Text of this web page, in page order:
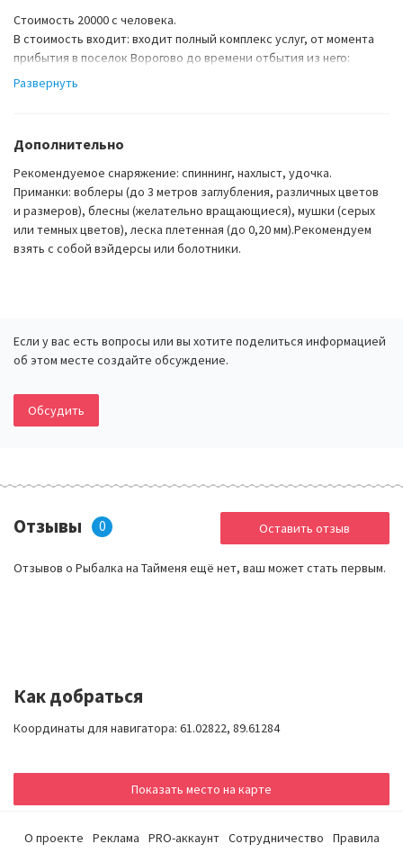
Стоимость 20000 с человека.
В стоимость входит: входит полный комплекс услуг, от момента
прибытия в поселок Ворогово до времени отбытия из него:
аренда оборудования и снаряжения необходимого для сплава
и проживания в тайге, продукты на маршруте, лицензии
спасательные жилеты и другое оборудование и снаряжение,
необходимые для сплава и проживания в тайге).
В стоимость не входит: проезд скоростным судном Метеор
из Красноярска до п. Ворогово. (время пути 12 часов. Стоимость
билета 2500). Возможен проезд на теплоходах, рыболовные
принадлежности: мушки (мокрые, сухие), лески, катушки, удочки,
Развернуть
Дополнительно
Рекомендуемое снаряжение: спиннинг, нахлыст, удочка.
Приманки: воблеры (до 3 метров заглубления, различных цветов
и размеров), блесны (желательно вращающиеся), мушки (серых
или темных цветов), леска плетенная (до 0,20 мм).Рекомендуем
взять с собой вэйдерсы или болотники.
Если у вас есть вопросы или вы хотите поделиться информацией
об этом месте создайте обсуждение.
Обсудить
Отзывы 0
Отзывов о Рыбалка на Тайменя ещё нет, ваш может стать первым.
Оставить отзыв
Как добраться
Координаты для навигатора: 61.02822, 89.61284
Показать место на карте
О проекте Реклама PRO-аккаунт Сотрудничество Правила